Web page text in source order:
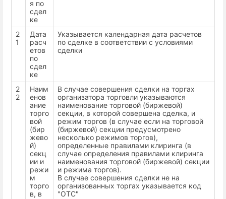
я по
сдел
ке
2
1
Дата
расч
етов
по
сдел
ке
Указывается календарная дата расчетов
по сделке в соответствии с условиями
сделки
2
2
Наим
енов
ание
торго
вой
(бир
жево
й)
секц
ии и
режи
м
торго
в, в
В случае совершения сделки на торгах
организатора торговли указываются
наименование торговой (биржевой)
секции, в которой совершена сделка, и
режим торгов (в случае если на торговой
(биржевой) секции предусмотрено
несколько режимов торгов),
определенные правилами клиринга (в
случае определения правилами клиринга
наименования торговой (биржевой) секции
и режима торгов).
В случае совершения сделки не на
организованных торгах указывается код
"ОТС"